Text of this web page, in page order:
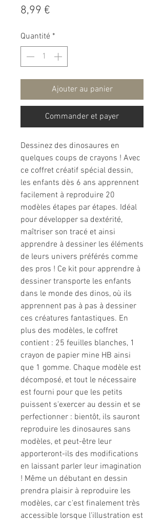
8,99 €
Quantité *
Ajouter au panier
Commander et payer
Dessinez des dinosaures en
quelques coups de crayons ! Avec
ce coffret créatif spécial dessin,
les enfants dès 6 ans apprennent
facilement à reproduire 20
modèles étapes par étapes. Idéal
pour développer sa dextérité,
maîtriser son tracé et ainsi
apprendre à dessiner les éléments
de leurs univers préférés comme
des pros ! Ce kit pour apprendre à
dessiner transporte les enfants
dans le monde des dinos, où ils
apprennent pas à pas à dessiner
ces créatures fantastiques. En
plus des modèles, le coffret
contient : 25 feuilles blanches, 1
crayon de papier mine HB ainsi
que 1 gomme. Chaque modèle est
décomposé, et tout le nécessaire
est fourni pour que les petits
puissent s'exercer au dessin et se
perfectionner : bientôt, ils sauront
reproduire les dinosaures sans
modèles, et peut-être leur
apporteront-ils des modifications
en laissant parler leur imagination
! Même un débutant en dessin
prendra plaisir à reproduire les
modèles, car c'est finalement très
accessible lorsque l'illustration est